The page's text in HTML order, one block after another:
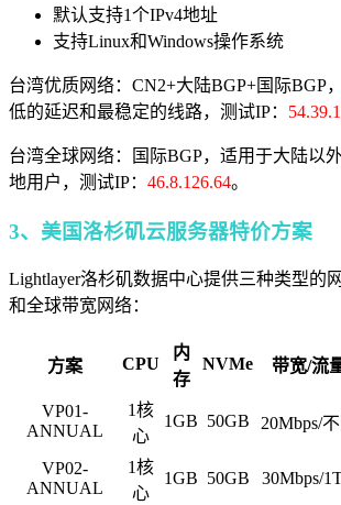
默认支持1个IPv4地址
支持Linux和Windows操作系统
台湾优质网络：CN2+大陆BGP+国际BGP
低的延迟和最稳定的线路，测试IP：
台湾全球网络：国际BGP，适用于大陆以
地用户，测试IP： 46.8.126.64。
3、美国洛杉矶云服务器特价方案
Lightlayer洛杉矶数据中心提供三种类型的
和全球带宽网络：
方案 CPU
内
存
NVMe 带宽/流
VP01-
ANNUAL
1核
心
1GB 50GB 20Mbps/
VP02-
ANNUAL
1核
心
1GB 50GB 30Mbps/